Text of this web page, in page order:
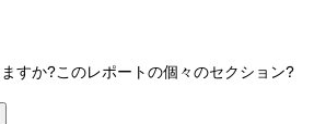
すか?このレポートの個々のセクション?